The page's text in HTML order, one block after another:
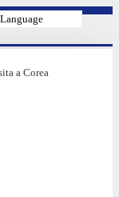
Language